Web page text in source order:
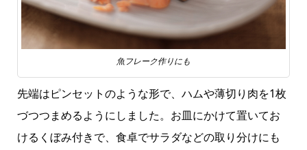
魚フレーク作りにも
先端はピンセットのような形で、ハムや薄切り肉を1枚
づつつまめるようにしました。お皿にかけて置いてお
けるくぼみ付きで、食卓でサラダなどの取り分けにも